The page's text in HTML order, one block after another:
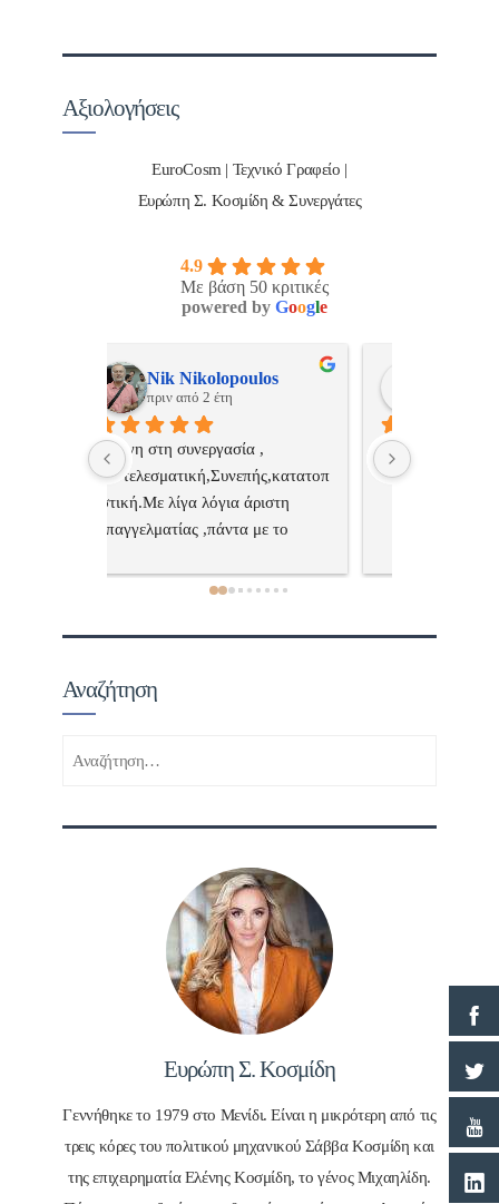
Αξιολογήσεις
EuroCosm | Τεχνικό Γραφείο |
Ευρώπη Σ. Κοσμίδη & Συνεργάτες
4.9
Με βάση 50 κριτικές
powered by Google
ManosBX
πριν από 2 έτη
Επαγγελματίας  Άψογη
συνεργασία
Αναζήτηση
Ευρώπη Σ. Κοσμίδη
Γεννήθηκε το 1979 στο Μενίδι. Είναι η μικρότερη από τις
τρεις κόρες του πολιτικού μηχανικού Σάββα Κοσμίδη και
της επιχειρηματία Ελένης Κοσμίδη, το γένος Μιχαηλίδη.